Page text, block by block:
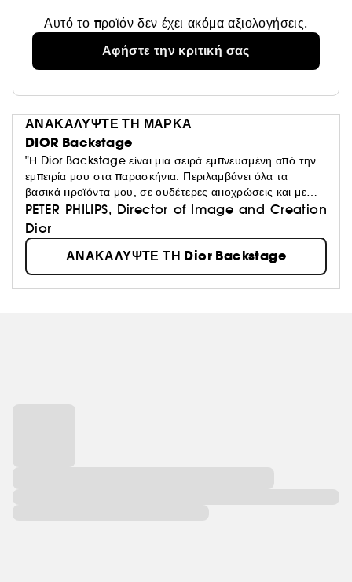
Αυτό το προϊόν δεν έχει ακόμα αξιολογήσεις.
Αφήστε την κριτική σας
ΑΝΑΚΑΛΥΨΤΕ ΤΗ ΜΑΡΚΑ
DIOR Backstage
"Η Dior Backstage είναι μια σειρά εμπνευσμένη από την
εμπειρία μου στα παρασκήνια. Περιλαμβάνει όλα τα
βασικά προϊόντα μου, σε ουδέτερες αποχρώσεις και με
επαγγελματικές φόρμουλες, προσαρμόσιμα, κατάλληλα για
κάθε τύπο δέρματος."
PETER PHILIPS, Director of Image and Creation
Dior
ΑΝΑΚΑΛΥΨΤΕ ΤΗ Dior Backstage